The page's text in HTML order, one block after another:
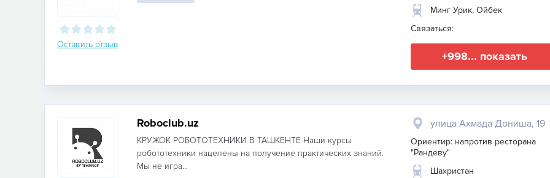
Оставить отзыв
Минг Урик, Ойбек
Связаться:
+998... показать
Roboclub.uz
КРУЖОК РОБОТОТЕХНИКИ В ТАШКЕНТЕ Наши курсы
робототехники нацелены на получение практических знаний.
Мы не игра...
улица Ахмада Дониша, 19
Ориентир: напротив ресторана
"Рандеву"
Шахристан